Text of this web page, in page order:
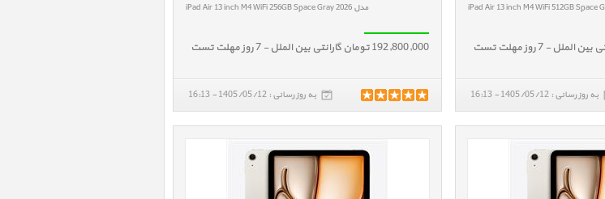
به روز رسانی : 1405/05/12 - 16:13
مدل iPad Air 13 inch M4 WiFi 256GB Space Gray 2026
192,800,000 تومان گارانتی بین الملل - 7 روز مهلت تست
به روز رسانی : 1405/05/12 - 16:13